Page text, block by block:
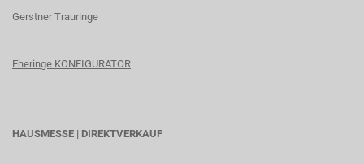
Gerstner Trauringe
Eheringe KONFIGURATOR
HAUSMESSE | DIREKTVERKAUF